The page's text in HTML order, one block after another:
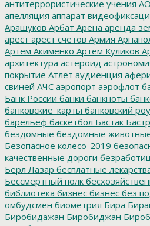
антитеррористические учения
апелляция аппарат
Арашуков Арбат Арена аренда
арест арест счетов Армия
Артём Акименко Артём Куликов
архитектура астероид
покрытие Атлет аудиенция
свиней АЧС аэропорт аэрофлот
Банк России банки банкноты
банковские_карты банковский
барельеф баскетбол Бастак
бездомные бездомные
Безопасное колесо-2019
качественные дороги
Берл Лазар бесплатные
Бессмертный полк
библиотека бизнес бизнес без
омбудсмен биометрия Бира
Биробидажан Биробиджан